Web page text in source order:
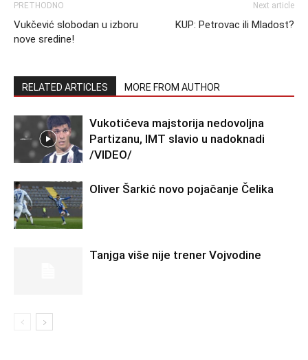
PRETHODNO
Vukčević slobodan u izboru
nove sredine!
Next article
KUP: Petrovac ili Mladost?
RELATED ARTICLES MORE FROM AUTHOR
Vukotićeva majstorija nedovoljna
Partizanu, IMT slavio u nadoknadi
/VIDEO/
Oliver Šarkić novo pojačanje Čelika
Tanjga više nije trener Vojvodine